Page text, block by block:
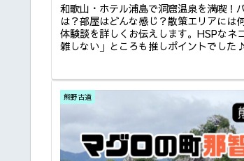
和歌山・ホテル浦島で洞窟温泉を満喫！
は？部屋はどんな感じ？散策エリアには
体験談を詳しくお伝えします。HSPなネ
雑しない」ところも推しポイントでした♪
熊野古道